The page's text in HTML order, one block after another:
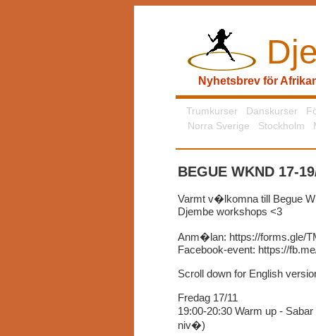
Nyhetsbrev för
Trumkurser Danskurser
Norra Sverige
Stockholm
BEGUE WKND 17-
Varmt v�lkomna till Begue
Djembe workshops <3
Anm�lan: https://forms.gle/
Facebook-event: https://
Scroll down for English
Fredag 17/11
19:00-20:30 Warm up -
niv�)